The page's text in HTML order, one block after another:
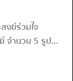
งฆ์ร่วมใจ
จำนวน 5 รูป...